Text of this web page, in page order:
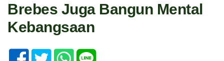
Brebes Juga Bangun Mental
Kebangsaan